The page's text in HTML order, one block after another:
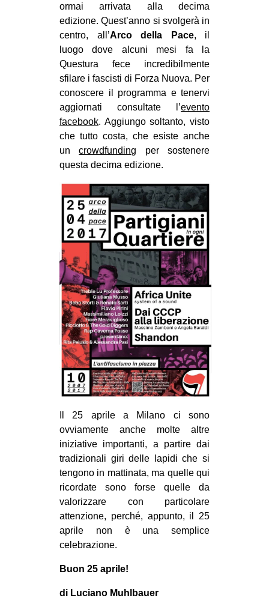
ormai arrivata alla decima
edizione. Quest’anno si svolgerà in
centro, all’Arco della Pace, il
luogo dove alcuni mesi fa la
Questura fece incredibilmente
sfilare i fascisti di Forza Nuova. Per
conoscere il programma e tenervi
aggiornati consultate l’evento
facebook. Aggiungo soltanto, visto
che tutto costa, che esiste anche
uncrowdfunding per sostenere
questa decima edizione.
Il 25 aprile a Milano ci sono
ovviamente anche molte altre
iniziative importanti, a partire dai
tradizionali giri delle lapidi che si
tengono in mattinata, ma quelle qui
ricordate sono forse quelle da
valorizzare con particolare
attenzione, perché, appunto, il 25
aprile non è una semplice
celebrazione.
Buon 25 aprile!
di Luciano Muhlbauer